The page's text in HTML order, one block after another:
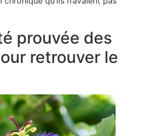
prouvée des
retrouver le